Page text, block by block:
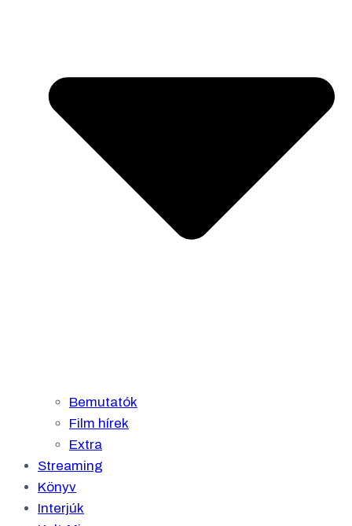
Bemutatók
Film hírek
Extra
Streaming
Könyv
Interjúk